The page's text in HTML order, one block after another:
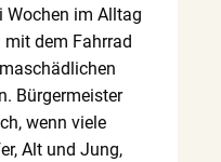
Wochen im Alltag
dem Fahrrad
Bürgermeister
wenn viele
Alt und Jung,